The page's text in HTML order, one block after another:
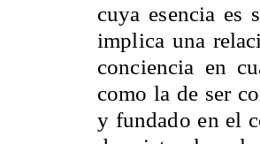
cuya esencia es
implica una
conciencia en
como la de ser
y fundado en el